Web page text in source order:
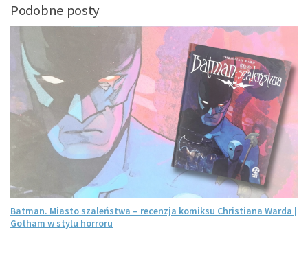
Podobne posty
Batman. Miasto szaleństwa – recenzja komiksu Christiana Warda |
Gotham w stylu horroru